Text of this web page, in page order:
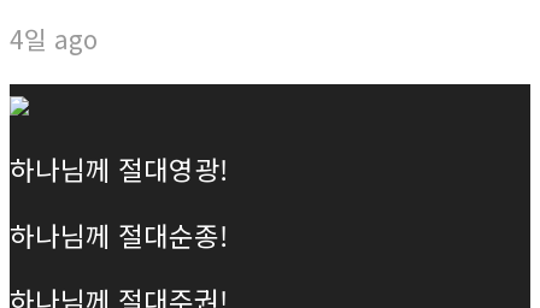
4일 ago
하나님께 절대영광!
하나님께 절대순종!
하나님께 절대주권!